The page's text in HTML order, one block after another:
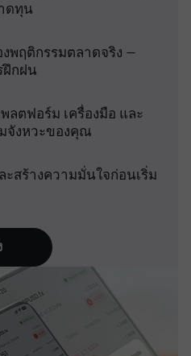
ดทุน
พฤติกรรมตลาดจริง —
ฝึกฝน
ลตฟอร์ม เครื่องมือ และ
จังหวะของคุณ
ะสร้างความมั่นใจก่อนเริ่ม